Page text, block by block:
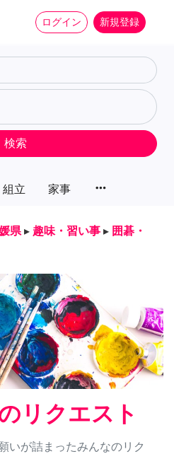
ログイン 新規登録
組立 家事 more_horiz
検索
県 ▸ 趣味・習い事 ▸ 囲碁・
リクエスト
いが詰まったみんなのリク